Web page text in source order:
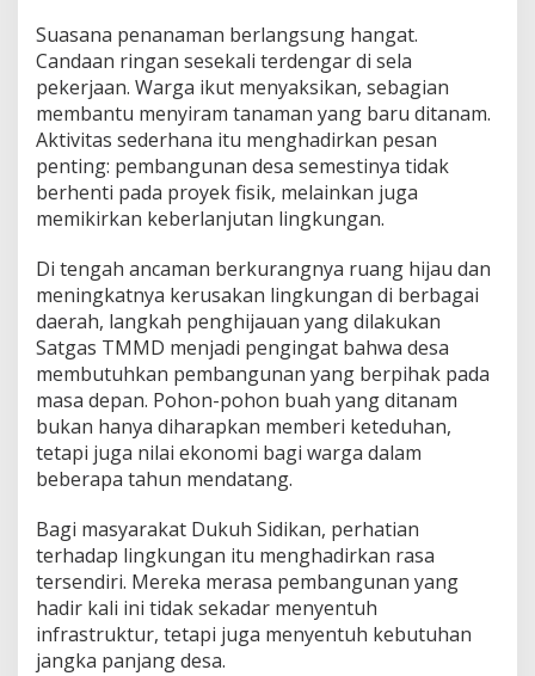
M
e
n
j
a
g
a
M
a
s
D
e
p
a
n
D
e
s
a
Suasana penanaman berlangsung hangat.
Candaan ringan sesekali terdengar di sela
pekerjaan. Warga ikut menyaksikan, sebagian
membantu menyiram tanaman yang baru ditanam.
Aktivitas sederhana itu menghadirkan pesan
penting: pembangunan desa semestinya tidak
berhenti pada proyek fisik, melainkan juga
memikirkan keberlanjutan lingkungan.
Di tengah ancaman berkurangnya ruang hijau dan
meningkatnya kerusakan lingkungan di berbagai
daerah, langkah penghijauan yang dilakukan
Satgas TMMD menjadi pengingat bahwa desa
membutuhkan pembangunan yang berpihak pada
masa depan. Pohon-pohon buah yang ditanam
bukan hanya diharapkan memberi keteduhan,
tetapi juga nilai ekonomi bagi warga dalam
beberapa tahun mendatang.
Bagi masyarakat Dukuh Sidikan, perhatian
terhadap lingkungan itu menghadirkan rasa
tersendiri. Mereka merasa pembangunan yang
hadir kali ini tidak sekadar menyentuh
infrastruktur, tetapi juga menyentuh kebutuhan
jangka panjang desa.